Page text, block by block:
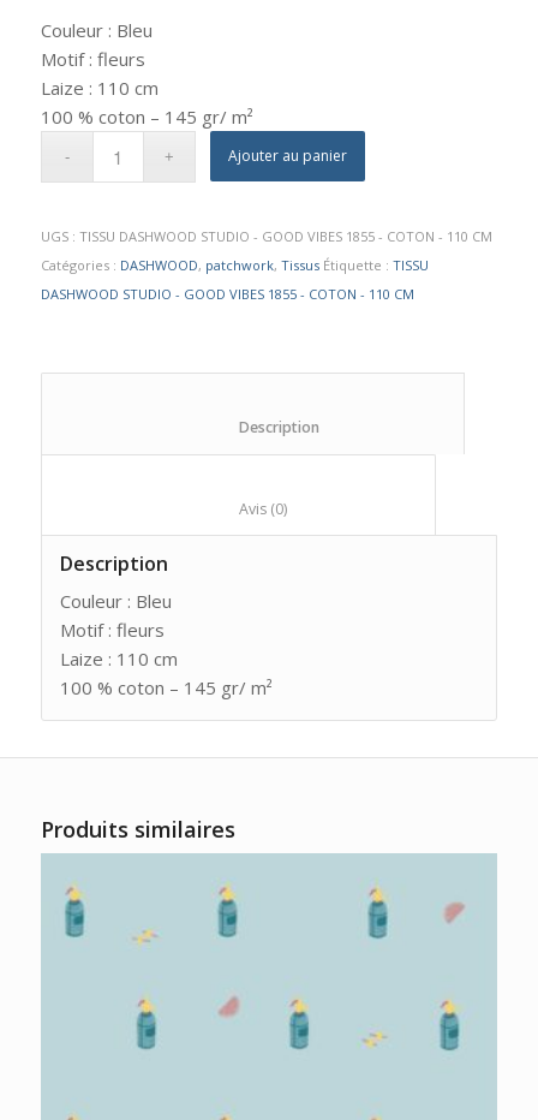
Couleur : Bleu
Motif : fleurs
Laize : 110 cm
100 % coton – 145 gr/ m²
Ajouter au panier
UGS : TISSU DASHWOOD STUDIO - GOOD VIBES 1855 - COTON - 110 CM
Catégories : DASHWOOD, patchwork, Tissus Étiquette : TISSU
DASHWOOD STUDIO - GOOD VIBES 1855 - COTON - 110 CM
						Avis (0)
Description
Couleur : Bleu
Motif : fleurs
Laize : 110 cm
100 % coton – 145 gr/ m²
Produits similaires